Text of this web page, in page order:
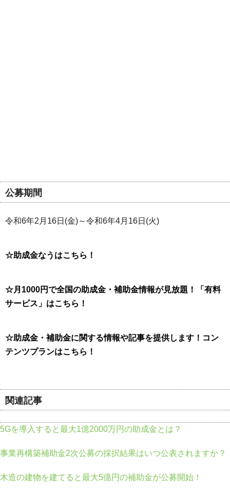
公募期間
令和6年2月16日(金)～令和6年4月16日(火)
☆助成金なうはこちら！
☆月1000円で全国の助成金・補助金情報が見放題！「有料
サービス」はこちら！
☆助成金・補助金に関する情報や記事を提供します！コン
テンツプランはこちら！
関連記事
5Gを導入すると最大1億2000万円の助成金とは？
事業再構築補助金2次公募の採択結果はいつ公表されますか？
木造の建物を建てると最大5億円の補助金が公募開始！